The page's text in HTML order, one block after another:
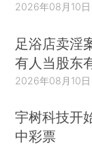
2026年08月10日
足浴店卖淫
有人当股东
2026年08月10日
宇树科技开
中彩票